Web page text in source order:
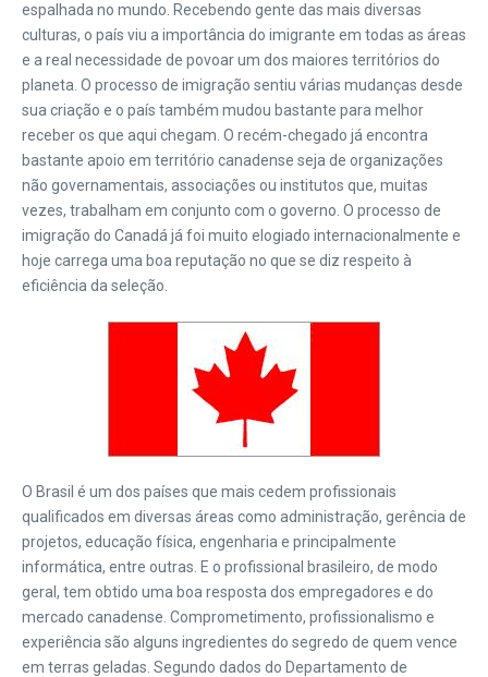
espalhada no mundo. Recebendo gente das mais diversas
culturas, o país viu a importância do imigrante em todas as áreas
e a real necessidade de povoar um dos maiores territórios do
planeta. O processo de imigração sentiu várias mudanças desde
sua criação e o país também mudou bastante para melhor
receber os que aqui chegam. O recém-chegado já encontra
bastante apoio em território canadense seja de organizações
não governamentais, associações ou institutos que, muitas
vezes, trabalham em conjunto com o governo. O processo de
imigração do Canadá já foi muito elogiado internacionalmente e
hoje carrega uma boa reputação no que se diz respeito à
eficiência da seleção.
O Brasil é um dos países que mais cedem profissionais
qualificados em diversas áreas como administração, gerência de
projetos, educação física, engenharia e principalmente
informática, entre outras. E o profissional brasileiro, de modo
geral, tem obtido uma boa resposta dos empregadores e do
mercado canadense. Comprometimento, profissionalismo e
experiência são alguns ingredientes do segredo de quem vence
em terras geladas. Segundo dados do Departamento de